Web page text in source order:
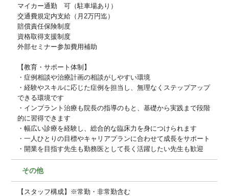
マイカー通勤 可（駐車場あり）
交通費規定内支給（月2万円迄）
賠償責任保険制度
資格取得支援制度
外部セミナー参加費用補助
【教育・サポート体制】
・症例相談や治療計画の相談がしやすい環境
・経験やスキルに応じた症例を担当し、無理なくステップアップ
できる環境です
・インプラント治療も院長の指導のもと、基礎から実践まで段階
的に習得できます
・幅広い診療を経験し、総合的な臨床力を身につけられます
・一人ひとりの目標やキャリアプランに合わせて成長をサポート
・開業を目指す先生も勤務医として長く活躍したい先生も歓迎
その他
【スタッフ構成】※常勤・非常勤含む